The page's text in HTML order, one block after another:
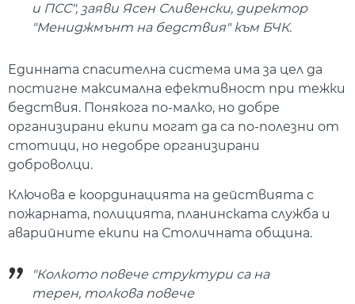
и ПСС", заяви Ясен Сливенски, директор
"Мениджмънт на бедствия" към БЧК.
Единната спасителна система има за цел да
постигне максимална ефективност при тежки
бедствия. Понякога по-малко, но добре
организирани екипи могат да са по-полезни от
стотици, но недобре организирани
доброволци.
Ключова е координацията на действията с
пожарната, полицията, планинската служба и
аварийните екипи на Столичната община.
"Колкото повече структури са на
терен, толкова повече